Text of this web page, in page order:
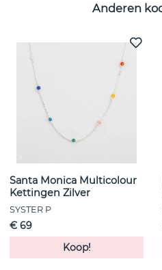
Anderen
Santa Monica Multicolour
Kettingen Zilver
SYSTER P
€ 69
Koop!